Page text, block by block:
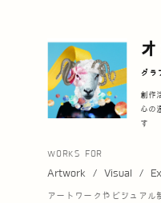
グラ
創作
心の
す
WORKS FOR
Artwork / Visual /
アートワークやビジュア